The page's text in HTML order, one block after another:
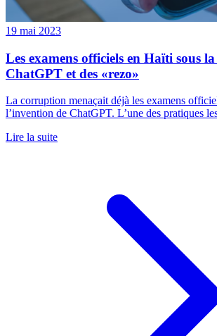
19 mai 2023
Les examens officiels en Haïti sous la
ChatGPT et des «rezo»
La corruption menaçait déjà les examens
l’invention de ChatGPT. L’une des pratiques
Lire la suite